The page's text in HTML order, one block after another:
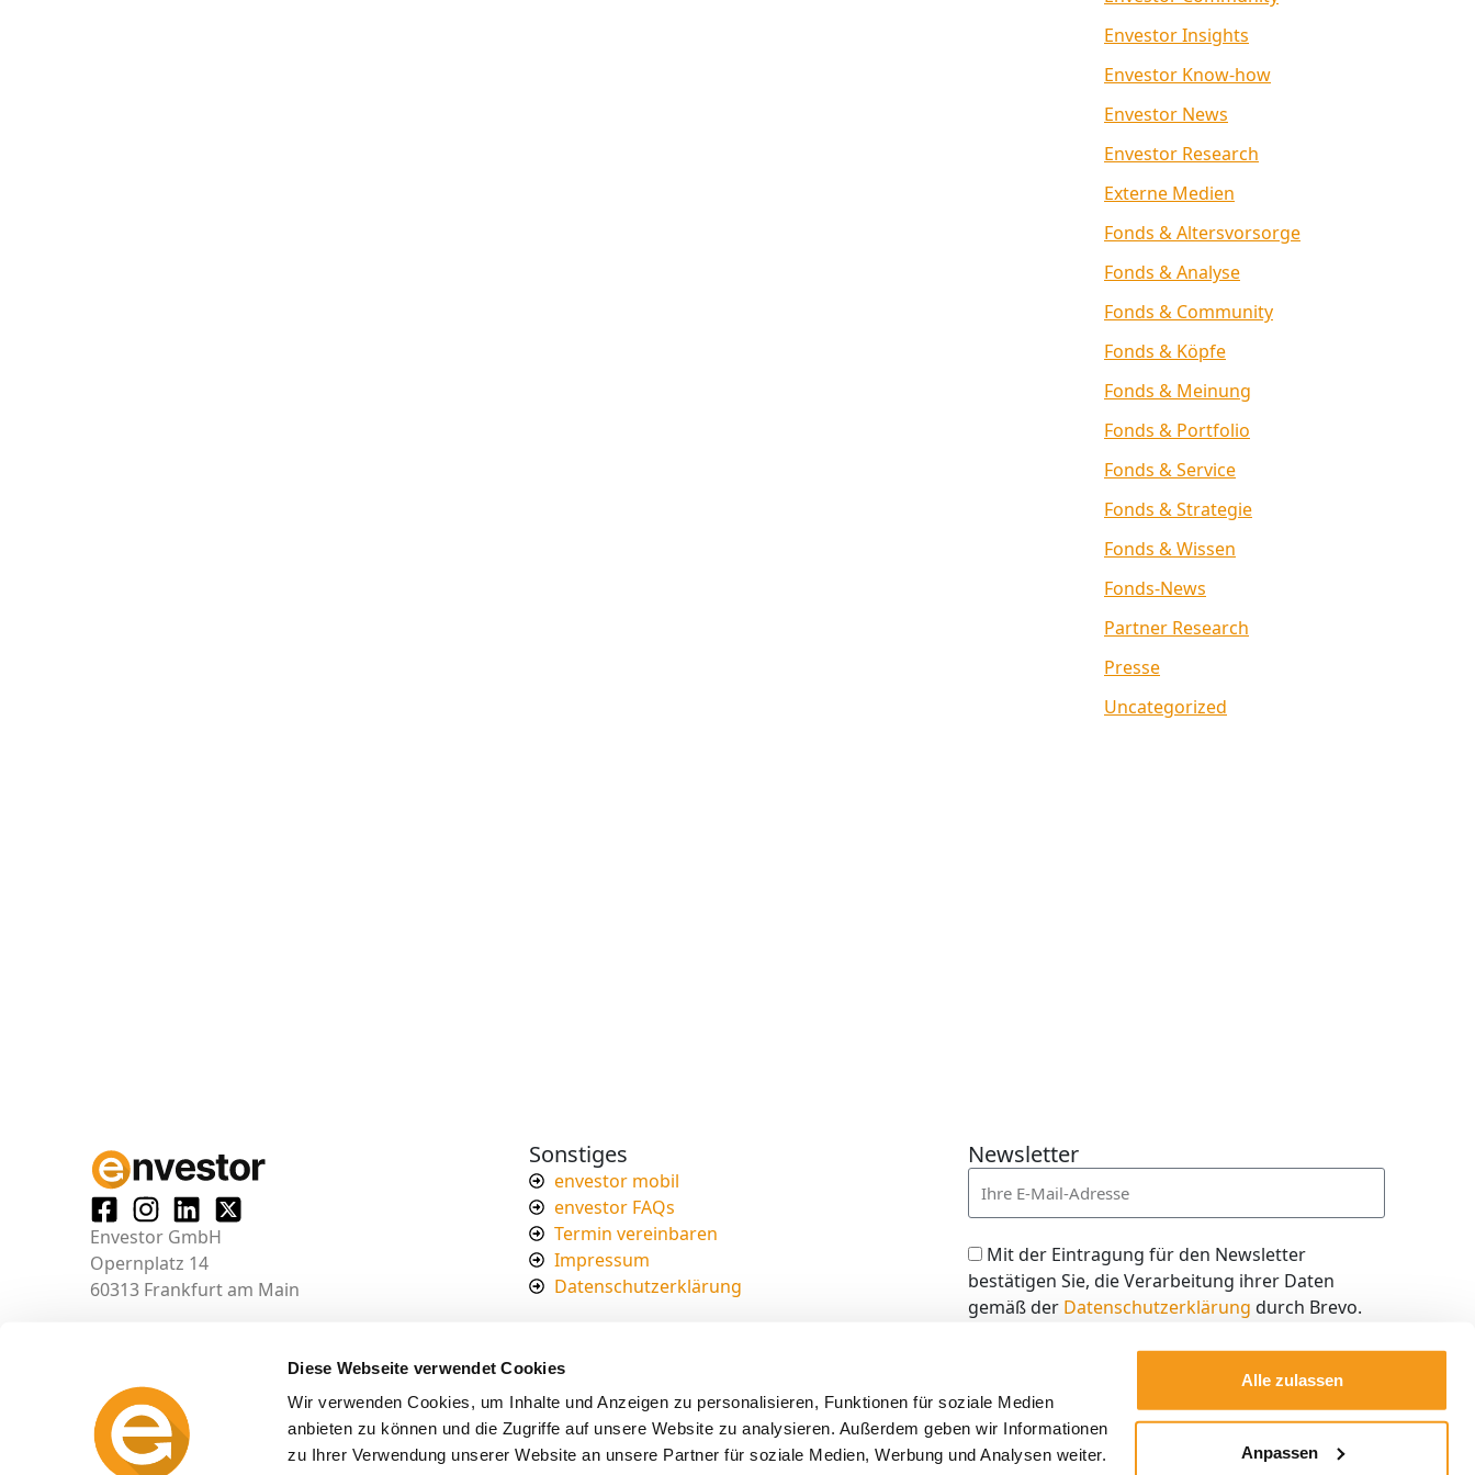
Diese Webseite verwendet Cookies
Wir verwenden Cookies, um Inhalte und Anzeigen zu personalisieren, Funktionen für soziale Medien
anbieten zu können und die Zugriffe auf unsere Website zu analysieren. Außerdem geben wir Informationen
zu Ihrer Verwendung unserer Website an unsere Partner für soziale Medien, Werbung und Analysen weiter.
Alle zulassen
Anpassen
Envestor Insights
Envestor Know-how
Envestor News
Envestor Research
Externe Medien
Fonds & Altersvorsorge
Fonds & Analyse
Fonds & Community
Fonds & Köpfe
Fonds & Meinung
Fonds & Portfolio
Fonds & Service
Fonds & Strategie
Fonds & Wissen
Fonds-News
Partner Research
Presse
Uncategorized
Envestor GmbH
Opernplatz 14
60313 Frankfurt am Main
Sonstiges
envestor mobil
envestor FAQs
Termin vereinbaren
Impressum
Datenschutzerklärung
Newsletter
Mit der Eintragung für den Newsletter
bestätigen Sie, die Verarbeitung ihrer Daten
gemäß der Datenschutzerklärung durch Brevo.
den ich jederzeit mit dem Link im Newsletter
Kostenlos abonnieren